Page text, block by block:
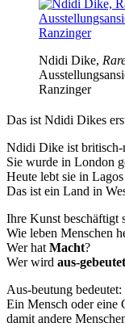
Ndidi Dike,
Ranzinger
Das ist Ndidi Dikes
Ndidi Dike ist britisch-
Sie wurde in London
Heute lebt sie in
Das ist ein Land in
Ihre Kunst beschäftigt
Wie leben Menschen
Wer hat Macht?
Wer wird aus-
Aus-beutung bedeutet:
Ein Mensch oder eine
damit andere